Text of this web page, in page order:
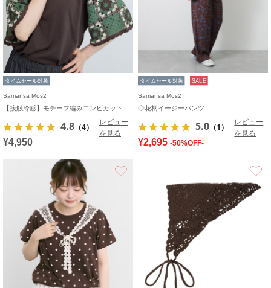
タイムセール対象
Samansa Mos2
4.8 （4）
レビュー
を見る
¥4,950
タイムセール対象 SALE
Samansa Mos2
◇花柄イージーパンツ
5.0 （1）
レビュー
を見る
¥2,695 -50%OFF-